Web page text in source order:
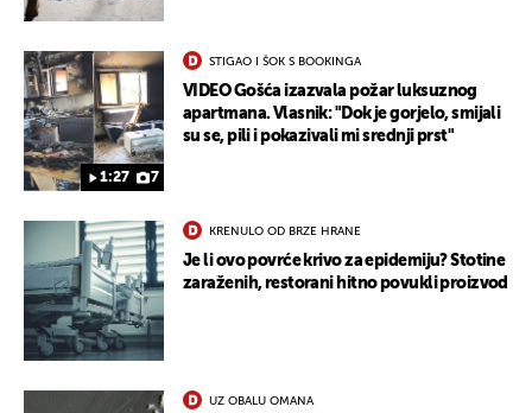
1:27 7
STIGAO I ŠOK S BOOKINGA
VIDEO Gošća izazvala požar luksuznog
apartmana. Vlasnik: "Dok je gorjelo, smijali
su se, pili i pokazivali mi srednji prst"
KRENULO OD BRZE HRANE
Je li ovo povrće krivo za epidemiju? Stotine
zaraženih, restorani hitno povukli proizvod
UZ OBALU OMANA